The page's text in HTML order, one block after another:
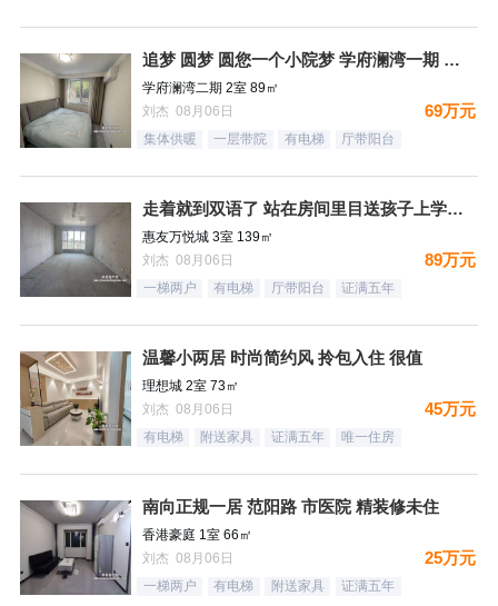
追梦 圆梦 圆您一个小院梦 学府澜湾一期 一层带小院
学府澜湾二期 2室 89㎡
刘杰 08月06日
69万元
集体供暖 一层带院 有电梯 厅带阳台
走着就到双语了 站在房间里目送孩子上学是一件多么幸福的事情
惠友万悦城 3室 139㎡
刘杰 08月06日
89万元
一梯两户 有电梯 厅带阳台 证满五年
温馨小两居 时尚简约风 拎包入住 很值
理想城 2室 73㎡
刘杰 08月06日
45万元
有电梯 附送家具 证满五年 唯一住房
南向正规一居 范阳路 市医院 精装修未住
香港豪庭 1室 66㎡
刘杰 08月06日
25万元
一梯两户 有电梯 附送家具 证满五年